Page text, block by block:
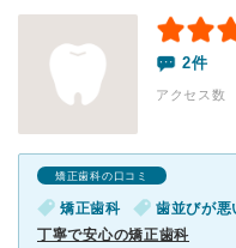
2件
アクセス数
矯正歯科の口コミ
矯正歯科 歯並びが悪
丁寧で安心の矯正歯科